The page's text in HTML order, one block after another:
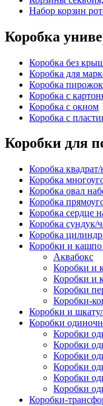
Набор корзин
Коробка
Коробка без
Коробка для
Коробка пирожок
Коробка с
Коробка с окном
Коробка с
Коробки для
Коробка
Коробка
Коробка овал
Коробка
Коробка сердце
Коробка сундук/
Коробка
Коробки и кашпо
Аквабокс
Коробки и
Коробки и
Коробки
Коробки-
Коробки и
Коробки
Коробки
Коробки
Коробки
Коробки
Коробки
Коробки
Коробки-